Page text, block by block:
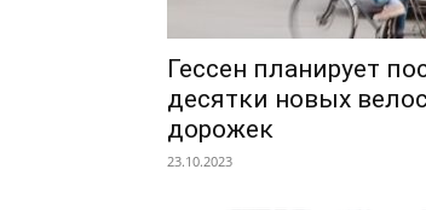
Гессен планирует
десятки новых
дорожек
23.10.2023